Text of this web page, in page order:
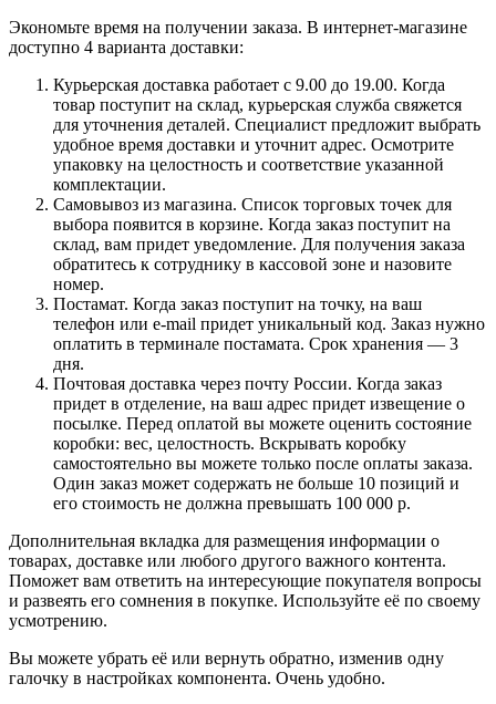
Экономьте время на получении заказа. В интернет-магазине
доступно 4 варианта доставки:
Курьерская доставка работает с 9.00 до 19.00. Когда
товар поступит на склад, курьерская служба свяжется
для уточнения деталей. Специалист предложит выбрать
удобное время доставки и уточнит адрес. Осмотрите
упаковку на целостность и соответствие указанной
комплектации.
Самовывоз из магазина. Список торговых точек для
выбора появится в корзине. Когда заказ поступит на
склад, вам придет уведомление. Для получения заказа
обратитесь к сотруднику в кассовой зоне и назовите
номер.
Постамат. Когда заказ поступит на точку, на ваш
телефон или e-mail придет уникальный код. Заказ нужно
оплатить в терминале постамата. Срок хранения — 3
дня.
Почтовая доставка через почту России. Когда заказ
придет в отделение, на ваш адрес придет извещение о
посылке. Перед оплатой вы можете оценить состояние
коробки: вес, целостность. Вскрывать коробку
самостоятельно вы можете только после оплаты заказа.
Один заказ может содержать не больше 10 позиций и
его стоимость не должна превышать 100 000 р.
Дополнительная вкладка для размещения информации о
товарах, доставке или любого другого важного контента.
Поможет вам ответить на интересующие покупателя вопросы
и развеять его сомнения в покупке. Используйте её по своему
усмотрению.
Вы можете убрать её или вернуть обратно, изменив одну
галочку в настройках компонента. Очень удобно.